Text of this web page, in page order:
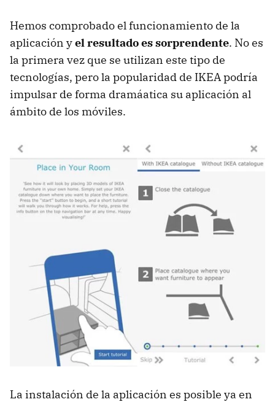
Hemos comprobado el funcionamiento de la
aplicación yel resultado es sorprendente. No es
la primera vez que se utilizan este tipo de
tecnologías, pero la popularidad de IKEA podría
impulsar de forma dramáatica su aplicación al
ámbito de los móviles.
La instalación de la aplicación es posible ya en